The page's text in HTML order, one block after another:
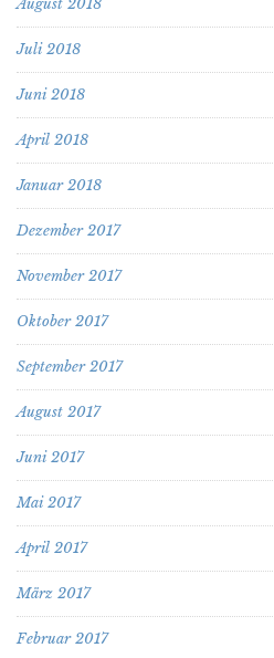
August 2018
Juli 2018
Juni 2018
April 2018
Januar 2018
Dezember 2017
November 2017
Oktober 2017
September 2017
August 2017
Juni 2017
Mai 2017
April 2017
März 2017
Februar 2017